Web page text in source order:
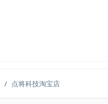
点将科技淘宝店